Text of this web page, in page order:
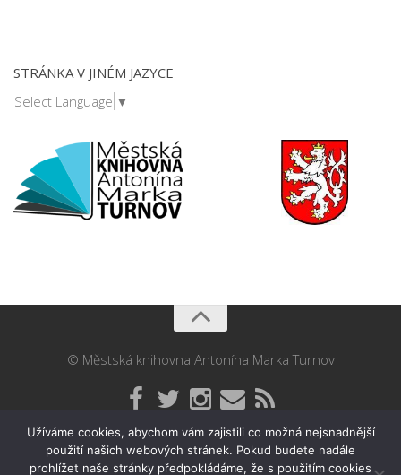
STRÁNKA V JINÉM JAZYCE
Select Language ▼
© Městská knihovna Antonína Marka Turnov
Užíváme cookies, abychom vám zajistili co možná nejsnadnější
použití našich webových stránek. Pokud budete nadále
prohlížet naše stránky předpokládáme, že s použitím cookies